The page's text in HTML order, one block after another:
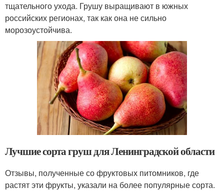
тщательного ухода. Грушу выращивают в южных
российских регионах, так как она не сильно
морозоустойчива.
Лучшие сорта груш для Ленинградской области
Отзывы, полученные со фруктовых питомников, где
растят эти фрукты, указали на более популярные сорта.